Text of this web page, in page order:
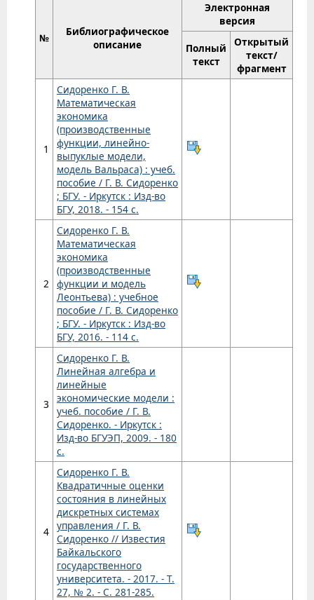
№
Библиографическое
описание
Электронная
версия
Полный
текст
Открытый
текст/
фрагмент
1
Сидоренко Г. В.
Математическая
экономика
(производственные
функции, линейно-
выпуклые модели,
модель Вальраса) : учеб.
пособие / Г. В. Сидоренко
; БГУ. - Иркутск : Изд-во
БГУ, 2018. - 154 с.
2
Сидоренко Г. В.
Математическая
экономика
(производственные
функции и модель
Леонтьева) : учебное
пособие / Г. В. Сидоренко
; БГУ. - Иркутск : Изд-во
БГУ, 2016. - 114 с.
3
Сидоренко Г. В.
Линейная алгебра и
линейные
экономические модели :
учеб. пособие / Г. В.
Сидоренко. - Иркутск :
Изд-во БГУЭП, 2009. - 180
с.
4
Сидоренко Г. В.
Квадратичные оценки
состояния в линейных
дискретных системах
управления / Г. В.
Сидоренко // Известия
Байкальского
государственного
университета. - 2017. - Т.
27, № 2. - С. 281-285.